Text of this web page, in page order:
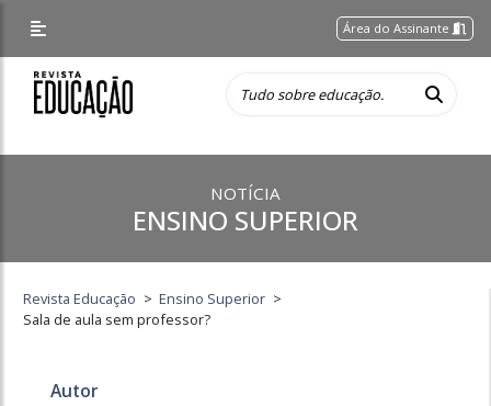
Área do Assinante
NOTÍCIA
ENSINO SUPERIOR
Revista Educação > Ensino Superior >
Sala de aula sem professor?
Autor